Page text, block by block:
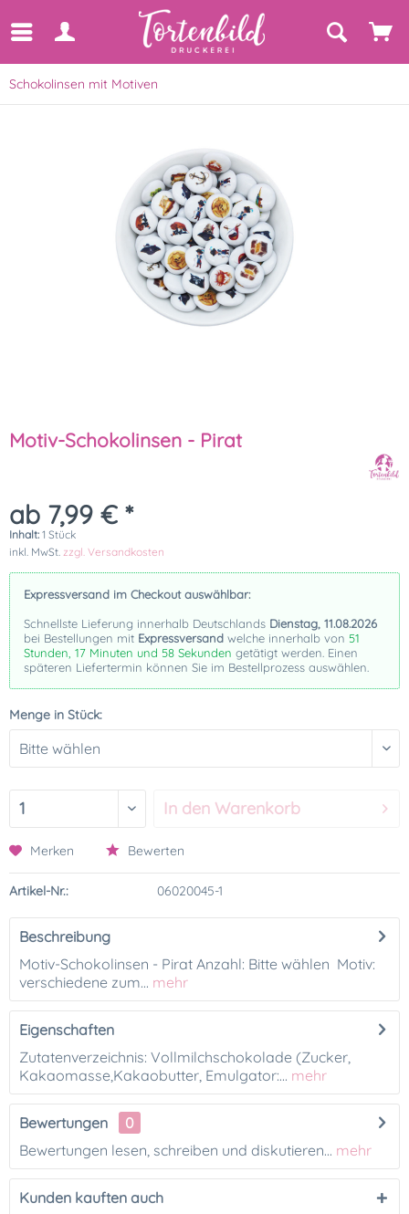
Schokolinsen mit Motiven
Motiv-Schokolinsen - Pirat
ab 7,99 € *
Inhalt: 1 Stück
inkl. MwSt. zzgl. Versandkosten
Expressversand im Checkout auswählbar:
Schnellste Lieferung innerhalb Deutschlands Dienstag, 11.08.2026
bei Bestellungen mit Expressversand welche innerhalb von 51
Stunden, 17 Minuten und 58 Sekunden getätigt werden. Einen
späteren Liefertermin können Sie im Bestellprozess auswählen.
Menge in Stück:
In den Warenkorb
Merken Bewerten
Artikel-Nr.: 06020045-1
Beschreibung
Motiv-Schokolinsen - Pirat Anzahl: Bitte wählen Motiv:
verschiedene zum... mehr
Eigenschaften
Zutatenverzeichnis: Vollmilchschokolade (Zucker,
Kakaomasse,Kakaobutter, Emulgator:... mehr
Bewertungen
0
Bewertungen lesen, schreiben und diskutieren... mehr
Kunden kauften auch